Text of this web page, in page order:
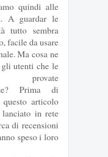
quindi alle
. A guardar le
tutto sembra
facile da usare
Ma cosa ne
gli utenti che le
provate
Prima di
questo articolo
in rete
di recensioni
speso i loro